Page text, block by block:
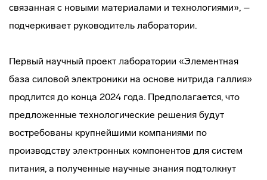
связанная с новыми материалами и технологиями», –
подчеркивает руководитель лаборатории.
Первый научный проект лаборатории «Элементная
база силовой электроники на основе нитрида галлия»
продлится до конца 2024 года. Предполагается, что
предложенные технологические решения будут
востребованы крупнейшими компаниями по
производству электронных компонентов для систем
питания, а полученные научные знания подтолкнут